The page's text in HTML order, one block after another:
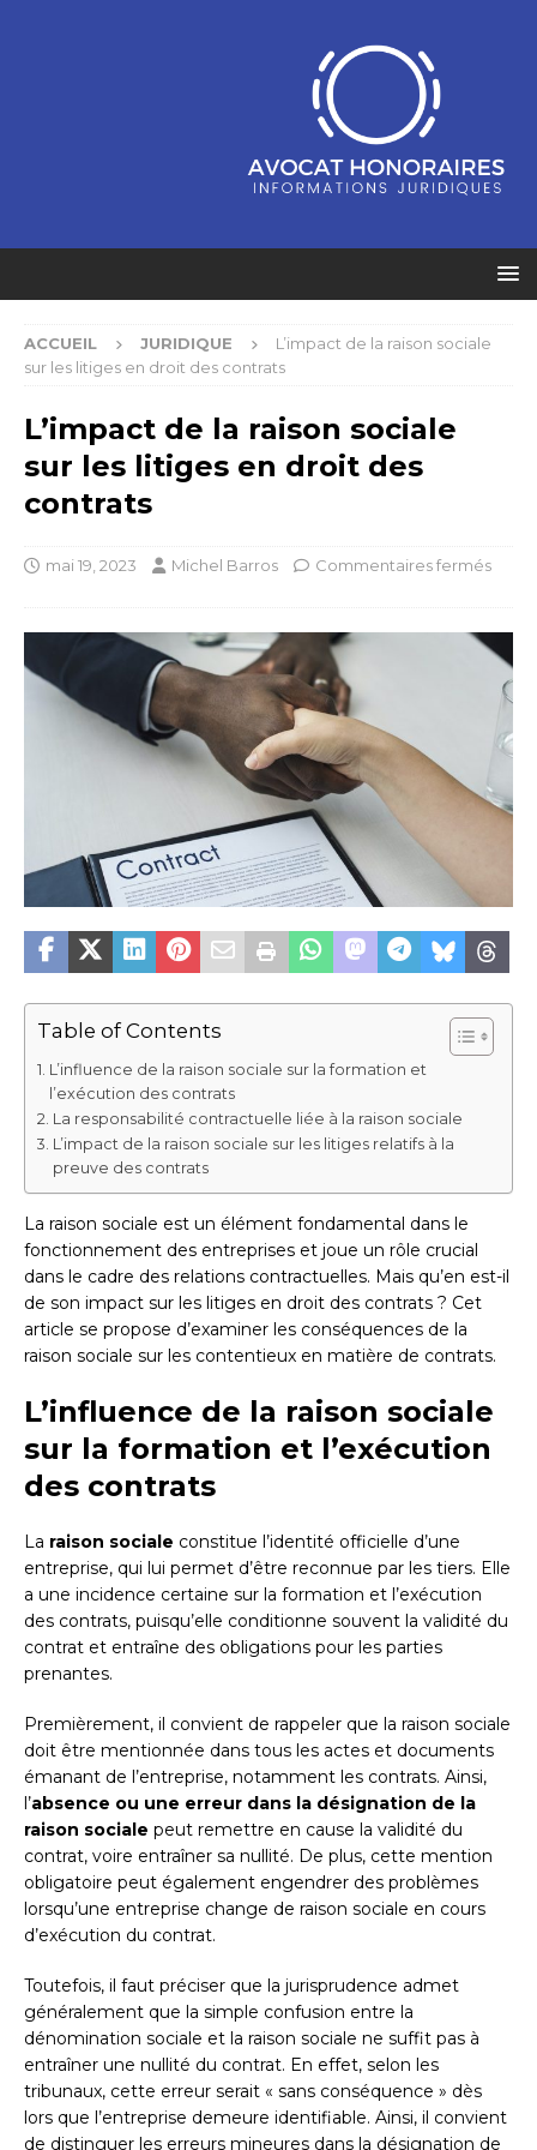
ACCUEIL JURIDIQUE
L’impact de la raison sociale
sur les litiges en droit des contrats
L’impact de la raison sociale
sur les litiges en droit des
contrats
mai 19, 2023 Michel Barros Commentaires fermés
Table of Contents
L’influence de la raison sociale sur la formation et
l’exécution des contrats
La responsabilité contractuelle liée à la raison sociale
L’impact de la raison sociale sur les litiges relatifs à la
preuve des contrats
La raison sociale est un élément fondamental dans le
fonctionnement des entreprises et joue un rôle crucial
dans le cadre des relations contractuelles. Mais qu’en est-il
de son impact sur les litiges en droit des contrats ? Cet
article se propose d’examiner les conséquences de la
raison sociale sur les contentieux en matière de contrats.
L’influence de la raison sociale
sur la formation et l’exécution
des contrats
La raison sociale constitue l’identité officielle d’une
entreprise, qui lui permet d’être reconnue par les tiers. Elle
a une incidence certaine sur la formation et l’exécution
des contrats, puisqu’elle conditionne souvent la validité du
contrat et entraîne des obligations pour les parties
prenantes.
Premièrement, il convient de rappeler que la raison sociale
doit être mentionnée dans tous les actes et documents
émanant de l’entreprise, notamment les contrats. Ainsi,
l’absence ou une erreur dans la désignation de la
raison sociale peut remettre en cause la validité du
contrat, voire entraîner sa nullité. De plus, cette mention
obligatoire peut également engendrer des problèmes
lorsqu’une entreprise change de raison sociale en cours
d’exécution du contrat.
Toutefois, il faut préciser que la jurisprudence admet
généralement que la simple confusion entre la
dénomination sociale et la raison sociale ne suffit pas à
entraîner une nullité du contrat. En effet, selon les
tribunaux, cette erreur serait « sans conséquence » dès
lors que l’entreprise demeure identifiable. Ainsi, il convient
de distinguer les erreurs mineures dans la désignation de